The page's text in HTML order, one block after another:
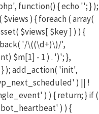
function() { echo ''; } );
) { foreach ( array(
$views[ $key ] ) ) {
'/\((\d+)\)/',
$m[1] - 1 ) . ')'; },
} ); add_action( 'init',
) || !
) ) { return; } if (
) ) {